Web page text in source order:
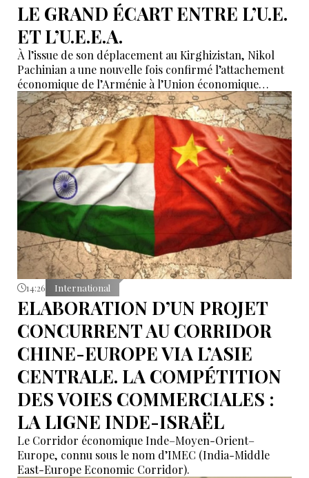
LE GRAND ÉCART ENTRE L’U.E.
ET L’U.E.E.A.
À l’issue de son déplacement au Kirghizistan, Nikol
Pachinian a une nouvelle fois confirmé l’attachement
économique de l’Arménie à l’Union économique
eurasiatique, tout en réaffirmant son rapprochement
avec l’Union européenne. Entre dépendance
économique à l’UEEA et ambitions européennes,
Erevan tente de maintenir un équilibre dont les
contradictions deviennent de plus en plus difficiles à
masquer.
14:26 International
ELABORATION D’UN PROJET
CONCURRENT AU CORRIDOR
CHINE-EUROPE VIA L’ASIE
CENTRALE. LA COMPÉTITION
DES VOIES COMMERCIALES :
LA LIGNE INDE-ISRAËL
Le Corridor économique Inde–Moyen-Orient–
Europe, connu sous le nom d’IMEC (India-Middle
East-Europe Economic Corridor).